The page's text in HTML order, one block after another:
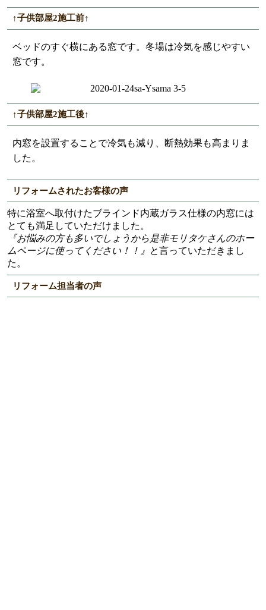
↑子供部屋2施工前↑
ベッドのすぐ横にある窓です。冬場は冷気を感じやすい
窓です。
↑子供部屋2施工後↑
内窓を設置することで冷気も減り、断熱効果も高まりま
した。
リフォームされたお客様の声
特に浴室へ取付けたブラインド内蔵ガラス仕様の内窓には
とても満足していただけました。
『お悩みの方も多いでしょうから是非モリタケさんのホー
ムページに使ってください！！』 と言っていただきまし
た。
リフォーム担当者の声